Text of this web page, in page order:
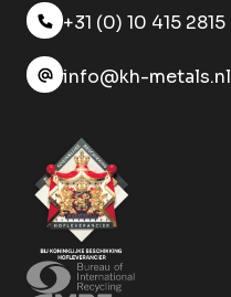
+31 (0) 10 415 2815
info@kh-metals.nl